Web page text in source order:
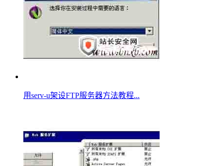
用serv-u架设FTP服务器方法教程...